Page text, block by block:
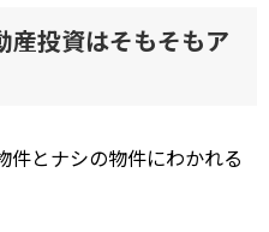
産投資はそもそもア
件とナシの物件にわかれる